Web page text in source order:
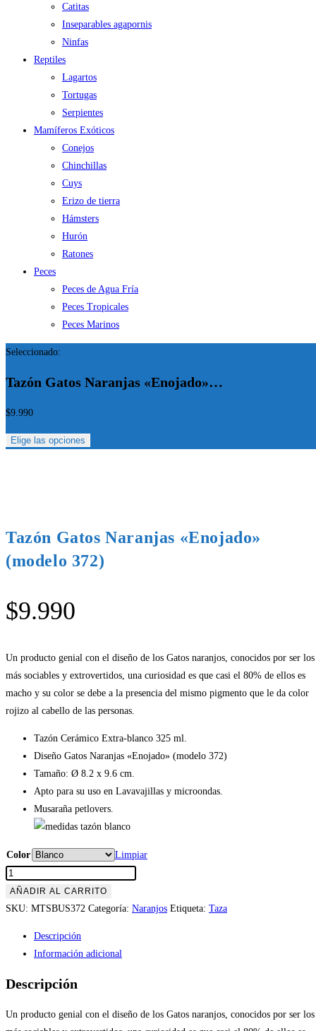
Catitas
Inseparables agapornis
Ninfas
Reptiles
Lagartos
Tortugas
Serpientes
Mamíferos Exóticos
Conejos
Chinchillas
Cuys
Erizo de tierra
Hámsters
Hurón
Ratones
Peces
Peces de Agua Fría
Peces Tropicales
Peces Marinos
Seleccionado:
Tazón Gatos Naranjas «Enojado»…
$9.990
Elige las opciones
Tazón Gatos Naranjas «Enojado»
(modelo 372)
$9.990
Un producto genial con el diseño de los Gatos naranjos, conocidos por ser los
más sociables y extrovertidos, una curiosidad es que casi el 80% de ellos es
macho y su color se debe a la presencia del mismo pigmento que le da color
rojizo al cabello de las personas.
Tazón Cerámico Extra-blanco 325 ml.
Diseño Gatos Naranjas «Enojado» (modelo 372)
Tamaño: Ø 8.2 x 9.6 cm.
Apto para su uso en Lavavajillas y microondas.
Musaraña petlovers.
Color
Limpiar
Tazón
Gatos
Naranjas
(modelo
cantidad
AÑADIR AL CARRITO
SKU: MTSBUS372 Categoría: Naranjos Etiqueta: Taza
Descripción
Información adicional
Descripción
Un producto genial con el diseño de los Gatos naranjos, conocidos por ser los